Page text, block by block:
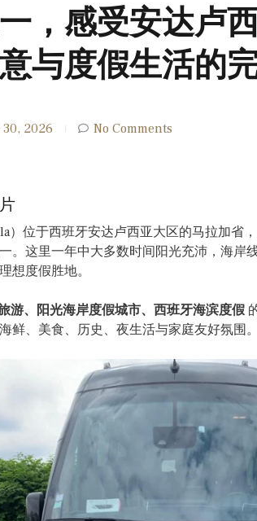
，感受安达卢
与度假生活的
30, 2026 No Comments
）位于西班牙安达卢西亚大区的马拉加省
。这里一年中大多数时间阳光充沛，海岸
想度假胜地。
游、阳光海岸度假城市、西班牙海滨度假
鲜、美食、历史、夜生活与家庭友好氛围。